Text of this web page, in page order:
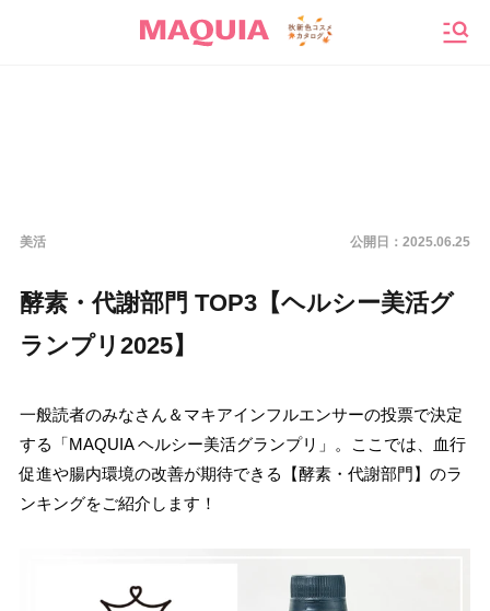
美活 公開日： 2025.06.25
酵素・代謝部門 TOP3【ヘルシー美活グ
ランプリ2025】
一般読者のみなさん＆マキアインフルエンサーの投票で決定
する「MAQUIA ヘルシー美活グランプリ」。ここでは、血行
促進や腸内環境の改善が期待できる【酵素・代謝部門】のラ
ンキングをご紹介します！